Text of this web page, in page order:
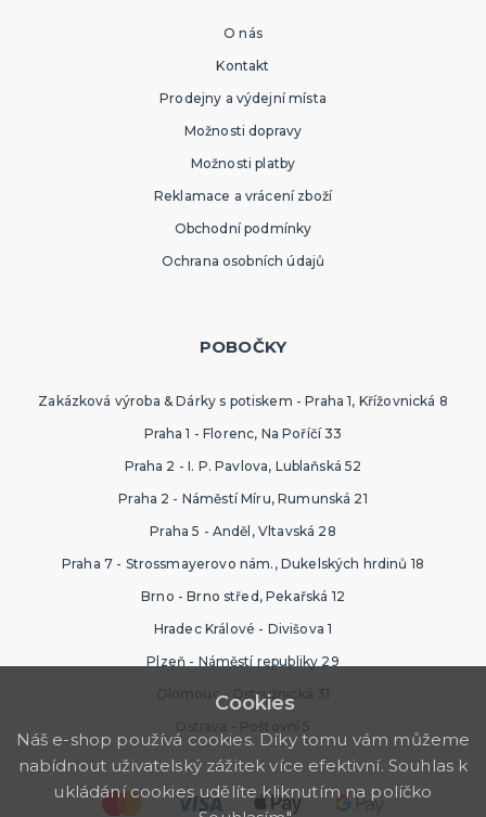
O nás
Kontakt
Prodejny a výdejní místa
Možnosti dopravy
Možnosti platby
Reklamace a vrácení zboží
Obchodní podmínky
Ochrana osobních údajů
POBOČKY
Zakázková výroba & Dárky s potiskem - Praha 1, Křížovnická 8
Praha 1 - Florenc, Na Poříčí 33
Praha 2 - I. P. Pavlova, Lublaňská 52
Praha 2 - Náměstí Míru, Rumunská 21
Praha 5 - Anděl, Vltavská 28
Praha 7 - Strossmayerovo nám., Dukelských hrdinů 18
Brno - Brno střed, Pekařská 12
Hradec Králové - Divišova 1
Plzeň - Náměstí republiky 29
Olomouc - Ostružnická 31
Ostrava - Poštovní 5
Cookies
Náš e-shop používá cookies. Díky tomu vám můžeme
nabídnout uživatelský zážitek více efektivní. Souhlas k
ukládání cookies udělíte kliknutím na políčko